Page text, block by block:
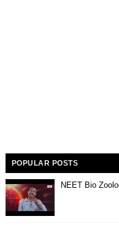
POPULAR POSTS
NEET Bio